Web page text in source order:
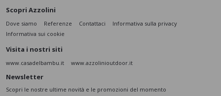
Scopri Azzolini
Dove siamo Referenze Contattaci
Informativa sulla privacy
Informativa sui cookie
Visita i nostri siti
www.casadelbambu.it www.azzolinioutdoor.it
Newsletter
Scopri le nostre ultime novità e le promozioni del momento